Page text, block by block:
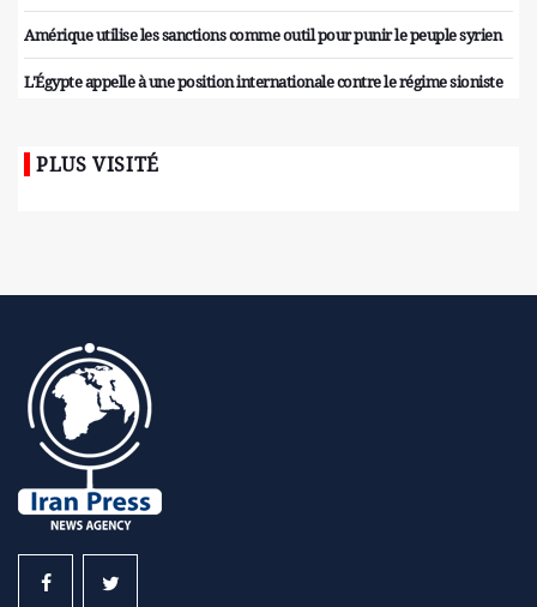
Amérique utilise les sanctions comme outil pour punir le peuple syrien
L'Égypte appelle à une position internationale contre le régime sioniste
PLUS VISITÉ